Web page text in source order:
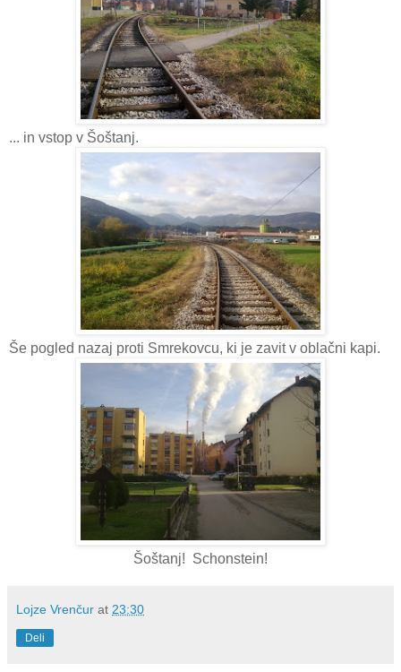
... in vstop v Šoštanj.
Še pogled nazaj proti Smrekovcu, ki je zavit v oblačni kapi.
Šoštanj! Schonstein!
Lojze Vrenčur at 23:30
Deli